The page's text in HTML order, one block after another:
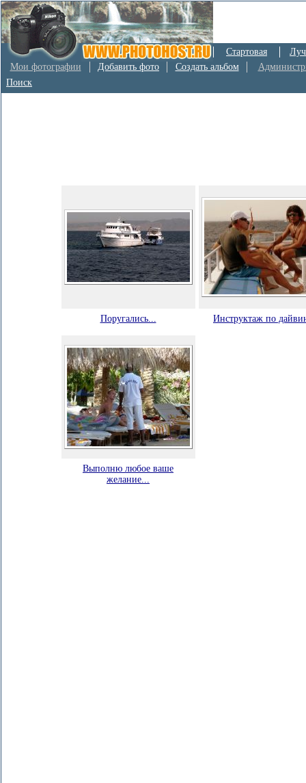
Стартовая
Мои фотографии
Добавить фото Создать альбом
Поиск
Поругались... Инструктаж по
Выполню любое ваше
желание...